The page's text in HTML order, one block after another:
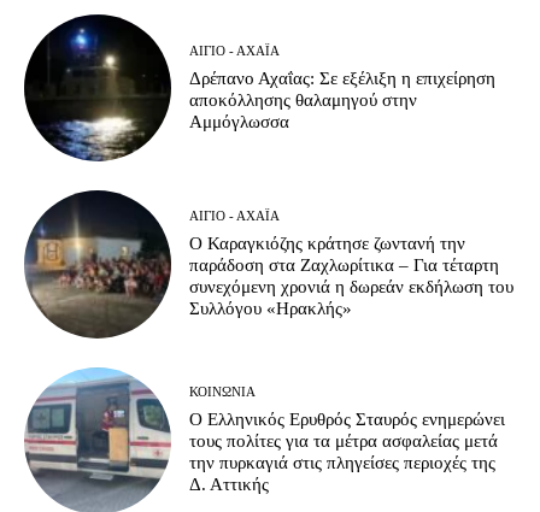
ΑΊΓΙΟ - ΑΧΑΪ́Α
Δρέπανο Αχαΐας: Σε εξέλιξη η επιχείρηση
αποκόλλησης θαλαμηγού στην
Αμμόγλωσσα
ΑΊΓΙΟ - ΑΧΑΪ́Α
Ο Καραγκιόζης κράτησε ζωντανή την
παράδοση στα Ζαχλωρίτικα – Για τέταρτη
συνεχόμενη χρονιά η δωρεάν εκδήλωση του
Συλλόγου «Ηρακλής»
ΚΟΙΝΩΝΊΑ
Ο Ελληνικός Ερυθρός Σταυρός ενημερώνει
τους πολίτες για τα μέτρα ασφαλείας μετά
την πυρκαγιά στις πληγείσες περιοχές της
Δ. Αττικής